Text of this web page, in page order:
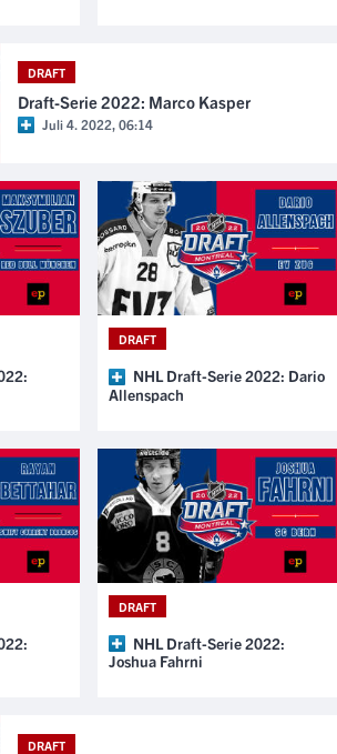
DRAFT
Draft-Serie 2022: Marco Kasper
Juli 4. 2022, 06:14
DRAFT
NHL Draft-Serie 2022: Dario
Allenspach
DRAFT
NHL Draft-Serie 2022:
Joshua Fahrni
DRAFT